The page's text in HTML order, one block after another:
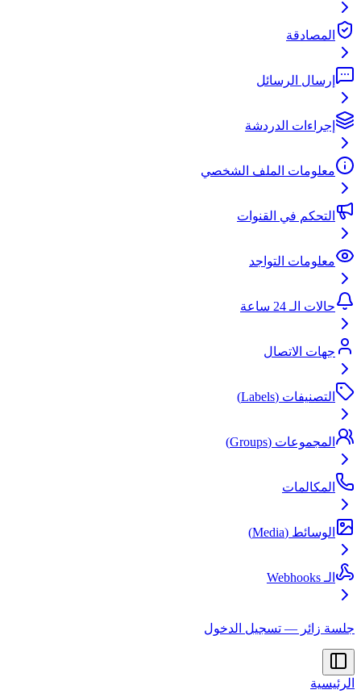
المصادقة
إرسال الرسائل
إجراءات الدردشة
معلومات الملف الشخصي
التحكم في القنوات
معلومات التواجد
حالات الـ 24 ساعة
جهات الاتصال
التصنيفات (Labels)
المجموعات (Groups)
المكالمات
الوسائط (Media)
الـ Webhooks
جلسة زائر — تسجيل الدخول
الرئيسية